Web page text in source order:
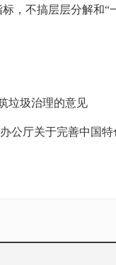
，不搞层层分解和“
垃圾治理的意见
公厅关于完善中国